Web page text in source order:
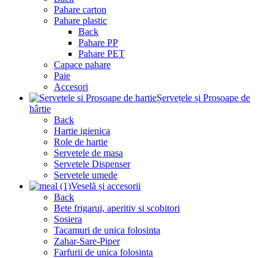
Pahare carton
Pahare plastic
Back
Pahare PP
Pahare PET
Capace pahare
Paie
Accesori
Șervețele și Prosoape de
hârtie
Back
Hartie igienica
Role de hartie
Servetele de masa
Servetele Dispenser
Servetele umede
Veselă și accesorii
Back
Bete frigarui, aperitiv si scobitori
Sosiera
Tacamuri de unica folosinta
Zahar-Sare-Piper
Farfurii de unica folosinta